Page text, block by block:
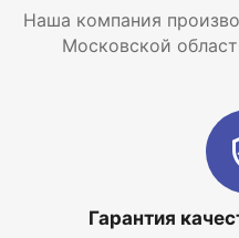
Наша компания
Московской
Гарантия